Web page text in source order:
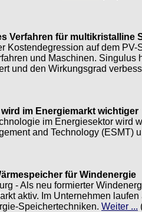
Verfahren für multikristalline
Kostendegression auf dem
und Maschinen.
und den Wirkungsgrad
im Energiemarkt wichtiger
im Energiesektor wird
and Technology (ESMT)
für Windenergie
- Als neu formierter
aktiv. Im Unternehmen
Speichertechniken. Weiter ...